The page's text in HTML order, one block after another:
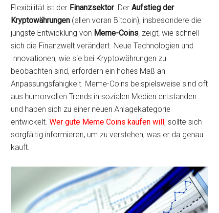
Flexibilität ist der Finanzsektor. DerAufstieg der
Kryptowährungen (allen voran Bitcoin), insbesondere die
jüngste Entwicklung von Meme-Coins, zeigt, wie schnell
sich die Finanzwelt verändert. Neue Technologien und
Innovationen, wie sie bei Kryptowährungen zu
beobachten sind, erfordern ein hohes Maß an
Anpassungsfähigkeit. Meme-Coins beispielsweise sind oft
aus humorvollen Trends in sozialen Medien entstanden
und haben sich zu einer neuen Anlagekategorie
entwickelt.Wer gute Meme Coins kaufen will, sollte sich
sorgfältig informieren, um zu verstehen, was er da genau
kauft.